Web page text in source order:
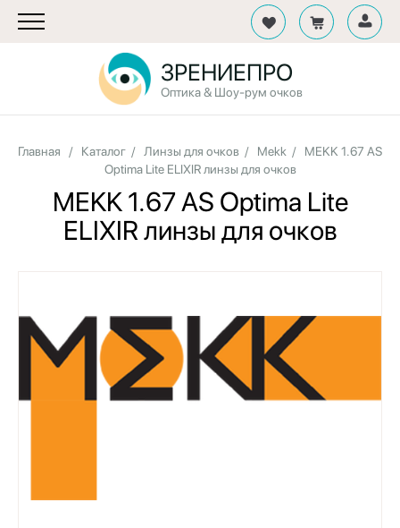
ЗРЕНИЕПРО
Оптика & Шоу-рум очков
Главная / Каталог / Линзы для очков / Mekk / MEKK 1.67 AS
Optima Lite ELIXIR линзы для очков
MEKK 1.67 AS Optima Lite
ELIXIR линзы для очков